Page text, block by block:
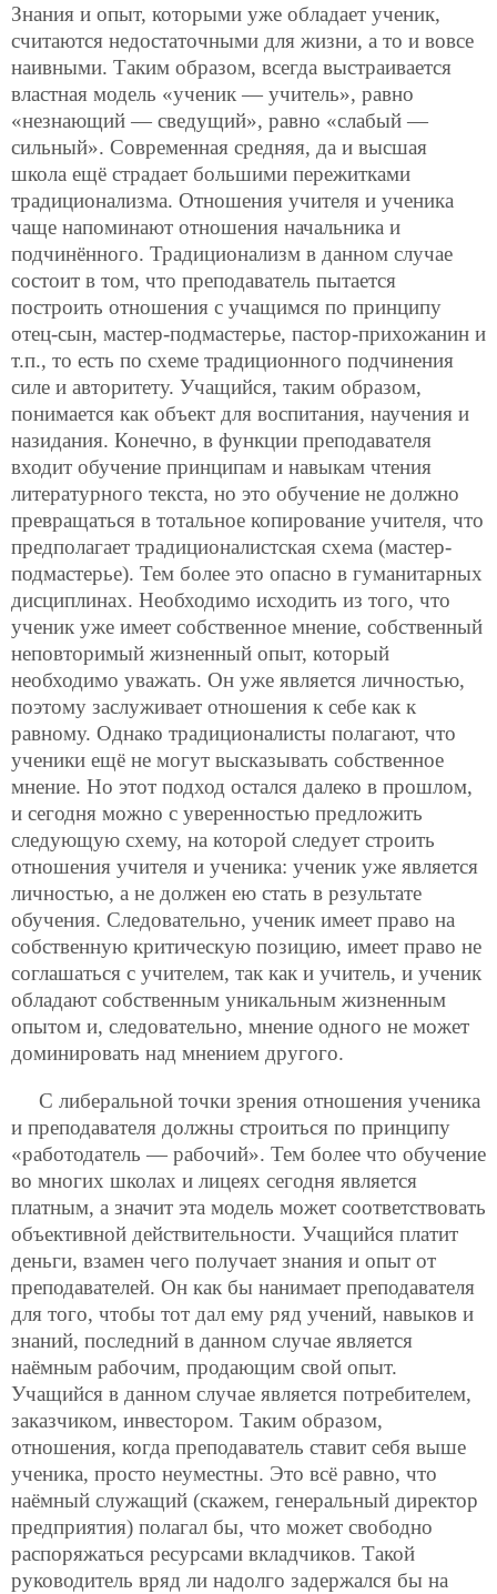
Знания и опыт, которыми уже обладает ученик,
считаются недостаточными для жизни, а то и вовсе
наивными. Таким образом, всегда выстраивается
властная модель «ученик — учитель», равно
«незнающий — сведущий», равно «слабый —
сильный». Современная средняя, да и высшая
школа ещё страдает большими пережитками
традиционализма. Отношения учителя и ученика
чаще напоминают отношения начальника и
подчинённого. Традиционализм в данном случае
состоит в том, что преподаватель пытается
построить отношения с учащимся по принципу
отец-сын, мастер-подмастерье, пастор-прихожанин и
т.п., то есть по схеме традиционного подчинения
силе и авторитету. Учащийся, таким образом,
понимается как объект для воспитания, научения и
назидания. Конечно, в функции преподавателя
входит обучение принципам и навыкам чтения
литературного текста, но это обучение не должно
превращаться в тотальное копирование учителя, что
предполагает традиционалистская схема (мастер-
подмастерье). Тем более это опасно в гуманитарных
дисциплинах. Необходимо исходить из того, что
ученик уже имеет собственное мнение, собственный
неповторимый жизненный опыт, который
необходимо уважать. Он уже является личностью,
поэтому заслуживает отношения к себе как к
равному. Однако традиционалисты полагают, что
ученики ещё не могут высказывать собственное
мнение. Но этот подход остался далеко в прошлом,
и сегодня можно с уверенностью предложить
следующую схему, на которой следует строить
отношения учителя и ученика: ученик уже является
личностью, а не должен ею стать в результате
обучения. Следовательно, ученик имеет право на
собственную критическую позицию, имеет право не
соглашаться с учителем, так как и учитель, и ученик
обладают собственным уникальным жизненным
опытом и, следовательно, мнение одного не может
доминировать над мнением другого.
С либеральной точки зрения отношения ученика
и преподавателя должны строиться по принципу
«работодатель — рабочий». Тем более что обучение
во многих школах и лицеях сегодня является
платным, а значит эта модель может соответствовать
объективной действительности. Учащийся платит
деньги, взамен чего получает знания и опыт от
преподавателей. Он как бы нанимает преподавателя
для того, чтобы тот дал ему ряд учений, навыков и
знаний, последний в данном случае является
наёмным рабочим, продающим свой опыт.
Учащийся в данном случае является потребителем,
заказчиком, инвестором. Таким образом,
отношения, когда преподаватель ставит себя выше
ученика, просто неуместны. Это всё равно, что
наёмный служащий (скажем, генеральный директор
предприятия) полагал бы, что может свободно
распоряжаться ресурсами вкладчиков. Такой
руководитель вряд ли надолго задержался бы на